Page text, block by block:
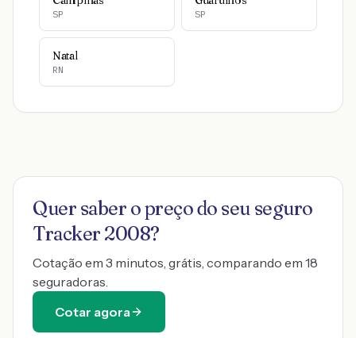
SP SP
Natal
RN
Quer saber o preço do seu seguro
Tracker 2008?
Cotação em 3 minutos, grátis, comparando em 18
seguradoras.
Cotar agora